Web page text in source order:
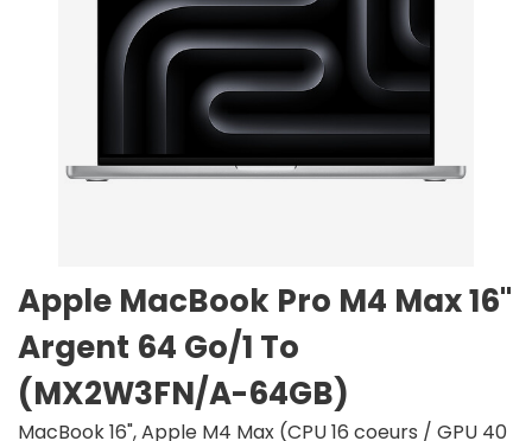
Apple MacBook Pro M4 Max 16"
Argent 64 Go/1 To
(MX2W3FN/A-64GB)
MacBook 16", Apple M4 Max (CPU 16 coeurs / GPU 40